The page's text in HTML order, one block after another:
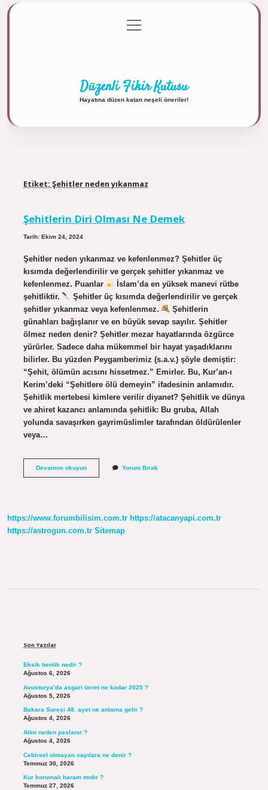
Gizlilik Politikası
menüyü
aç
Düzenli Fikir Kutusu
Hayatına düzen katan neşeli öneriler!
Etiket: Şehitler neden yıkanmaz
Şehitlerin Diri Olması Ne Demek
Tarih: Ekim 24, 2024
Şehitler neden yıkanmaz ve kefenlenmez? Şehitler üç
kısımda değerlendirilir ve gerçek şehitler yıkanmaz ve
kefenlenmez. Puanlar
İslam’da en yüksek manevi rütbe
şehitliktir.
Şehitler üç kısımda değerlendirilir ve gerçek
şehitler yıkanmaz veya kefenlenmez.
Şehitlerin
günahları bağışlanır ve en büyük sevap sayılır. Şehitler
ölmez neden denir? Şehitler mezar hayatlarında özgürce
yürürler. Sadece daha mükemmel bir hayat yaşadıklarını
bilirler. Bu yüzden Peygamberimiz (s.a.v.) şöyle demiştir:
“Şehit, ölümün acısını hissetmez.” Emirler. Bu, Kur’an-ı
Kerim’deki “Şehitlere ölü demeyin” ifadesinin anlamıdır.
Şehitlik mertebesi kimlere verilir diyanet? Şehitlik ve dünya
ve ahiret kazancı anlamında şehitlik: Bu gruba, Allah
yolunda savaşırken gayrimüslimler tarafından öldürülenler
veya…
Devamını okuyunŞehitlerin
Yorum Bırak
https://www.forumbilisim.com.tr https://atacanyapi.com.tr
https://astrogun.com.tr Sitemap
Son Yazılar
Eksik benlik nedir ?
Ağustos 6, 2026
Avusturya’da asgari ücret ne kadar 2025 ?
Ağustos 5, 2026
Bakara Suresi 48. ayet ne anlama gelir ?
Ağustos 4, 2026
Altın neden paslanır ?
Ağustos 4, 2026
Cebirsel olmayan sayılara ne denir ?
Temmuz 30, 2026
Kur korumalı haram mıdır ?
Temmuz 27, 2026